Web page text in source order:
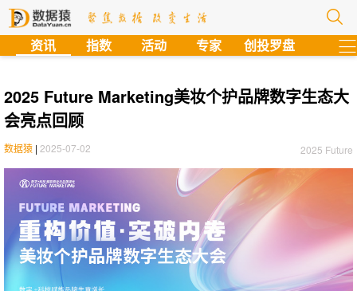
资讯 指数 活动 专家 创投罗盘
2025 Future Marketing美妆个护品牌数字生态大
会亮点回顾
2025 Future
数据猿 | 2025-07-02